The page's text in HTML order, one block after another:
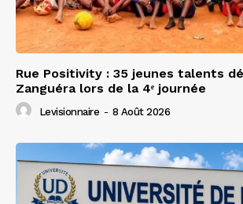
Rue Positivity : 35 jeunes talents
Zanguéra lors de la 4ᵉ journée
Levisionnaire - 8 Août 2026